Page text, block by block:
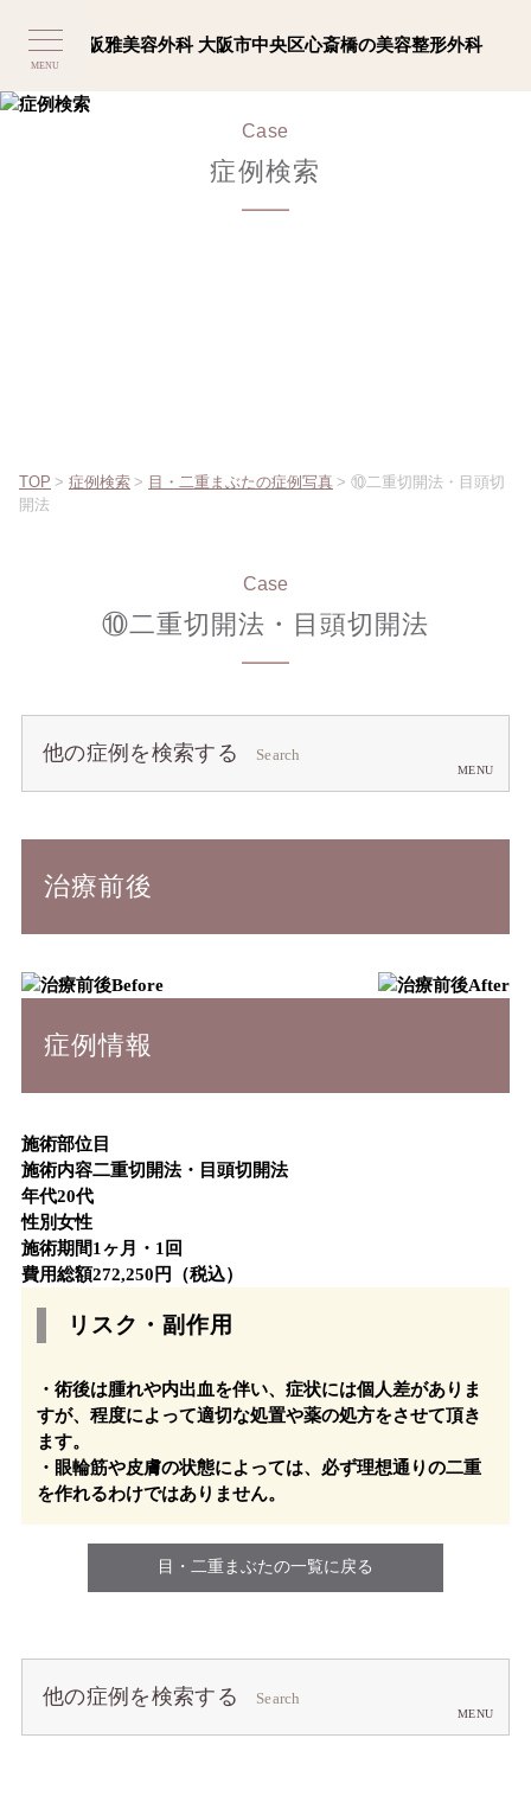
MENU
Case
症例検索
TOP > 症例検索 > 目・二重まぶたの症例写真 > ⑩二重切開法・目頭切
開法
Case
⑩二重切開法・目頭切開法
他の症例を検索する Search
治療前後
Before After
症例情報
施術部位目
施術内容二重切開法・目頭切開法
年代20代
性別女性
施術期間1ヶ月・1回
費用総額272,250円（税込）
リスク・副作用
・術後は腫れや内出血を伴い、症状には個人差がありま
すが、程度によって適切な処置や薬の処方をさせて頂き
ます。
・眼輪筋や皮膚の状態によっては、必ず理想通りの二重
を作れるわけではありません。
目・二重まぶたの一覧に戻る
他の症例を検索する Search